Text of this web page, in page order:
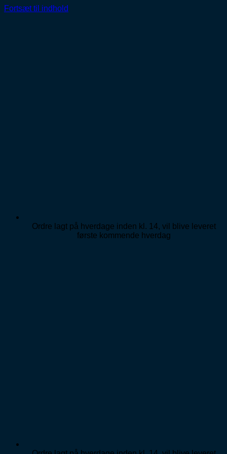
Fortsæt til indhold
Ordre lagt på hverdage inden kl. 14, vil blive leveret
første kommende hverdag